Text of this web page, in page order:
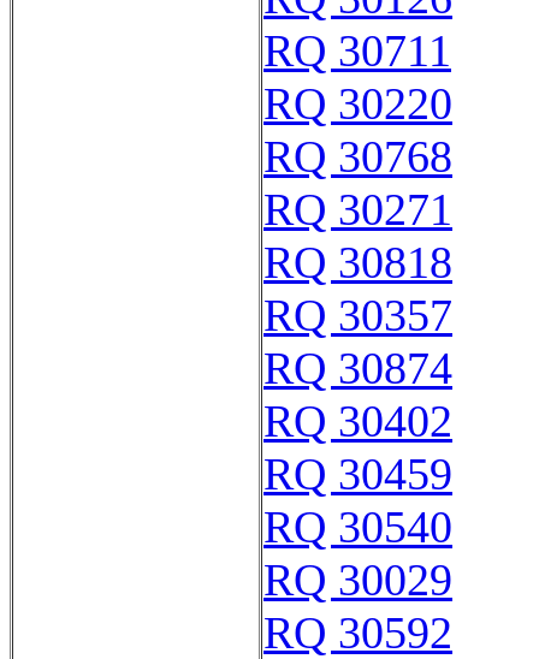
RQ 30711
RQ 30220
RQ 30768
RQ 30271
RQ 30818
RQ 30357
RQ 30874
RQ 30402
RQ 30459
RQ 30540
RQ 30029
RQ 30592